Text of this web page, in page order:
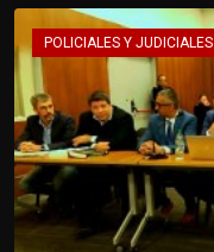
POLICIALES Y JUDICIALES